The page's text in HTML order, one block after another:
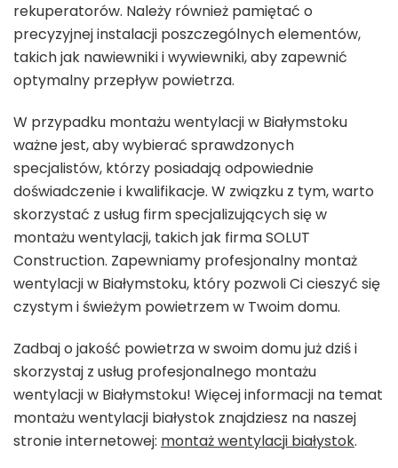
rekuperatorów. Należy również pamiętać o
precyzyjnej instalacji poszczególnych elementów,
takich jak nawiewniki i wywiewniki, aby zapewnić
optymalny przepływ powietrza.
W przypadku montażu wentylacji w Białymstoku
ważne jest, aby wybierać sprawdzonych
specjalistów, którzy posiadają odpowiednie
doświadczenie i kwalifikacje. W związku z tym, warto
skorzystać z usług firm specjalizujących się w
montażu wentylacji, takich jak firma SOLUT
Construction. Zapewniamy profesjonalny montaż
wentylacji w Białymstoku, który pozwoli Ci cieszyć się
czystym i świeżym powietrzem w Twoim domu.
Zadbaj o jakość powietrza w swoim domu już dziś i
skorzystaj z usług profesjonalnego montażu
wentylacji w Białymstoku! Więcej informacji na temat
montażu wentylacji białystok znajdziesz na naszej
stronie internetowej: montaż wentylacji białystok.